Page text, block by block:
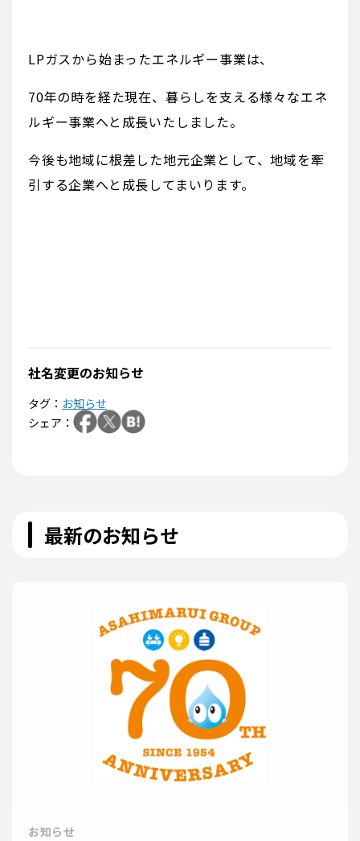
LPガスから始まったエネルギー事業は、
70年の時を経た現在、暮らしを支える様々なエネ
ルギー事業へと成長いたしました。
今後も地域に根差した地元企業として、地域を牽
引する企業へと成長してまいります。
社名変更のお知らせ
タグ： お知らせ
シェア：
最新のお知らせ
お知らせ